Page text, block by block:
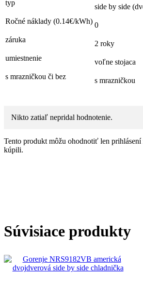
typ
side by side
Ročné náklady (0.14€/kWh) 0
záruka
2 roky
umiestnenie
voľne stojaca
s mrazničkou či bez
s mrazničkou
Nikto zatiaľ nepridal hodnotenie.
Tento produkt môžu ohodnotiť len
kúpili.
Súvisiace produkty